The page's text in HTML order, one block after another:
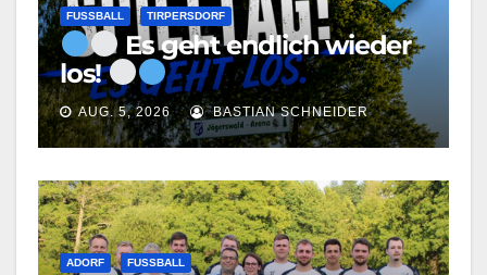
FUSSBALL TIRPERSDORF
Es geht endlich wieder
los!
AUG. 5, 2026 BASTIAN SCHNEIDER
ADORF FUSSBALL